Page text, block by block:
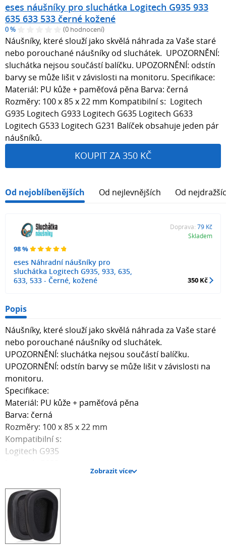
eses náušníky pro sluchátka Logitech G935 933
635 633 533 černé kožené
0 % (0 hodnocení)
Náušníky, které slouží jako skvělá náhrada za Vaše staré
nebo porouchané náušníky od sluchátek. UPOZORNĚNÍ:
sluchátka nejsou součástí balíčku. UPOZORNĚNÍ: odstín
barvy se může lišit v závislosti na monitoru. Specifikace:
Materiál: PU kůže + paměťová pěna Barva: černá
Rozměry: 100 x 85 x 22 mm Kompatibilní s: Logitech
G935 Logitech G933 Logitech G635 Logitech G633
Logitech G533 Logitech G231 Balíček obsahuje jeden pár
náušníků.
KOUPIT ZA 350 KČ
Od nejoblíbenějších Od nejlevnějších Od
98 %
eses Náhradní náušníky pro
sluchátka Logitech G935, 933, 635,
633, 533 - Černé, kožené
Doprava: 79 Kč
Skladem
350 Kč
Popis
Náušníky, které slouží jako skvělá náhrada za Vaše staré
nebo porouchané náušníky od sluchátek.
UPOZORNĚNÍ: sluchátka nejsou součástí balíčku.
UPOZORNĚNÍ: odstín barvy se může lišit v závislosti na
monitoru.
Specifikace:
Materiál: PU kůže + paměťová pěna
Barva: černá
Rozměry: 100 x 85 x 22 mm
Kompatibilní s:
Logitech G935
Logitech G633
Logitech G533
Logitech G231
Balíček obsahuje jeden pár náušníků.
Zobrazit více